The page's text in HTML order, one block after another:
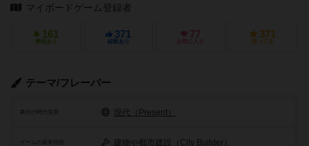
マイボードゲーム登録者
161
興味あり
371
経験あり
77
お気に入り
371
持ってる
テーマ/フレーバー
舞台の時代背景 現代（Present）
ゲームの基本目的 建物や都市建設（City Builder）